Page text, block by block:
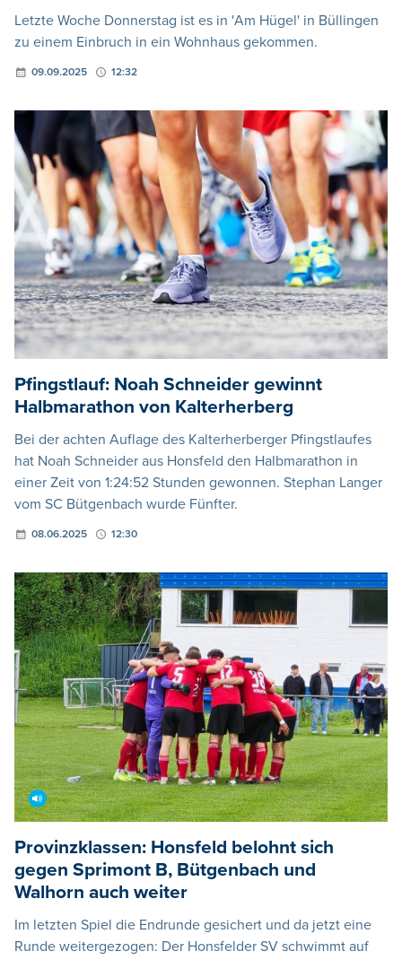
Letzte Woche Donnerstag ist es in 'Am Hügel' in Büllingen
zu einem Einbruch in ein Wohnhaus gekommen.
09.09.2025 12:32
Pfingstlauf: Noah Schneider gewinnt
Halbmarathon von Kalterherberg
Bei der achten Auflage des Kalterherberger Pfingstlaufes
hat Noah Schneider aus Honsfeld den Halbmarathon in
einer Zeit von 1:24:52 Stunden gewonnen. Stephan Langer
vom SC Bütgenbach wurde Fünfter.
08.06.2025 12:30
Provinzklassen: Honsfeld belohnt sich
gegen Sprimont B, Bütgenbach und
Walhorn auch weiter
Im letzten Spiel die Endrunde gesichert und da jetzt eine
Runde weitergezogen: Der Honsfelder SV schwimmt auf